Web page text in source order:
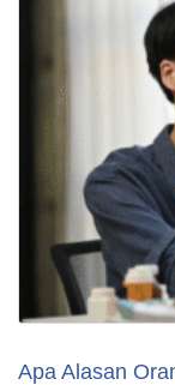
Apa Alasan